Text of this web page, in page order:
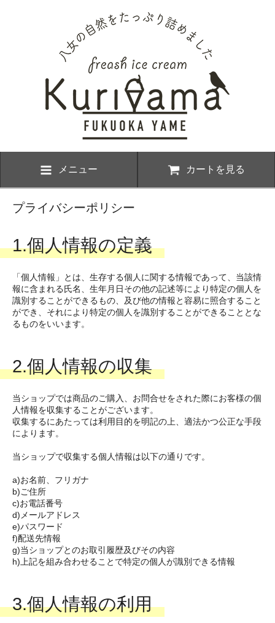
メニュー カートを見る
プライバシーポリシー
1.個人情報の定義
「個人情報」とは、生存する個人に関する情報であって、当該情
報に含まれる氏名、生年月日その他の記述等により特定の個人を
識別することができるもの、及び他の情報と容易に照合すること
ができ、それにより特定の個人を識別することができることとな
るものをいいます。
2.個人情報の収集
当ショップでは商品のご購入、お問合せをされた際にお客様の個
人情報を収集することがございます。
収集するにあたっては利用目的を明記の上、適法かつ公正な手段
によります。
当ショップで収集する個人情報は以下の通りです。
a)お名前、フリガナ
b)ご住所
c)お電話番号
d)メールアドレス
e)パスワード
f)配送先情報
g)当ショップとのお取引履歴及びその内容
h)上記を組み合わせることで特定の個人が識別できる情報
3.個人情報の利用